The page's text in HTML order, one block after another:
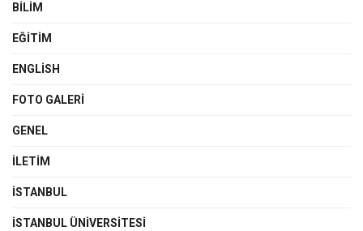
BILIM
EĞITIM
ENGLISH
FOTO GALERI
GENEL
İLETIM
İSTANBUL
İSTANBUL ÜNIVERSITESI